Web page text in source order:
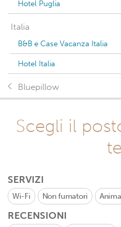
Hotel Puglia
Italia
B&B e Case Vacanza Italia
Hotel Italia
Bluepillow
Scegli il
te
SERVIZI
Wi-Fi Non fumatori
RECENSIONI